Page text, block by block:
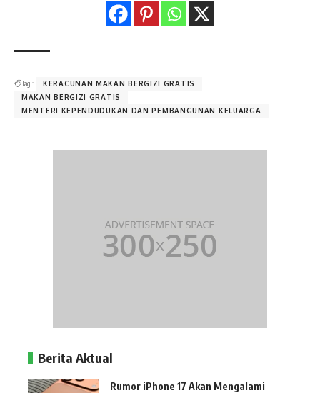
Tag :
KERACUNAN MAKAN BERGIZI GRATIS
MAKAN BERGIZI GRATIS
MENTERI KEPENDUDUKAN DAN PEMBANGUNAN KELUARGA
Berita Aktual
Rumor iPhone 17 Akan Mengalami